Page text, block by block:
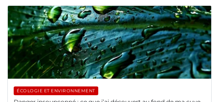
ÉCOLOGIE ET ENVIRONNEMENT